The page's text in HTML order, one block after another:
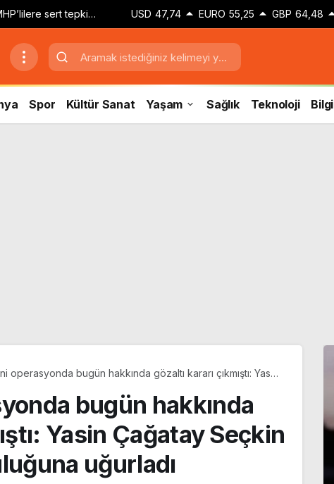
sert tepki:
gösterilen
USD 47,74 EURO 55,25 GBP 64,48
Spor Kültür Sanat Yaşam Sağlık Teknoloji Bilgi
operasyonda bugün hakkında gözaltı kararı çıkmıştı: Yasin
bugün hakkında
Yasin Çağatay Seçkin
uğurladı